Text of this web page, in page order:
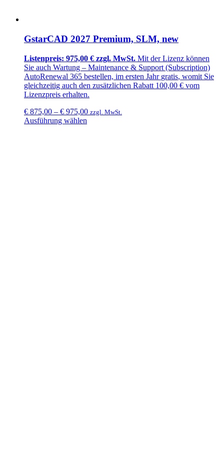
GstarCAD 2027 Premium, SLM, new
Listenpreis: 975,00 € zzgl. MwSt. Mit der Lizenz können
Sie auch Wartung – Maintenance & Support (Subscription)
AutoRenewal 365 bestellen, im ersten Jahr gratis, womit Sie
gleichzeitig auch den zusätzlichen Rabatt 100,00 € vom
Lizenzpreis erhalten.
€ 875,00 – € 975,00 zzgl. MwSt.
Ausführung wählen